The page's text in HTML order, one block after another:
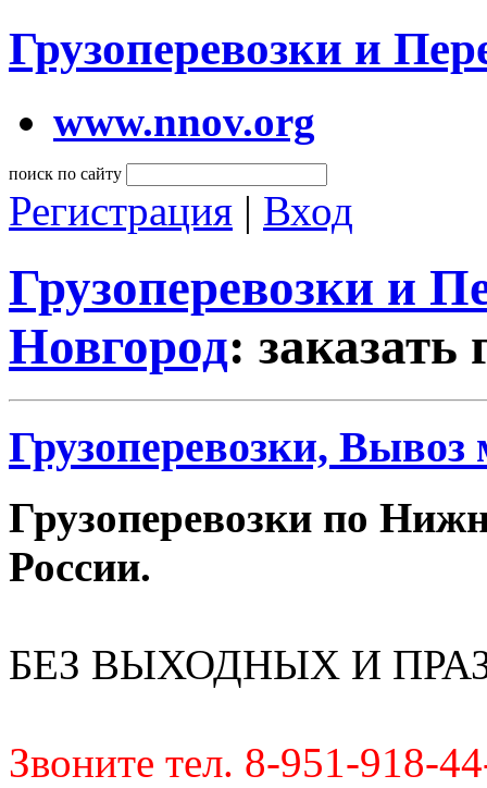
Грузоперевозки и
www.nnov.org
поиск по сайту
Регистрация | Вход
Грузоперевозки и
Новгород: заказать
Грузоперевозки,
Грузоперевозки по
России.
БЕЗ ВЫХОДНЫХ И
Звоните тел. 8-951-918-